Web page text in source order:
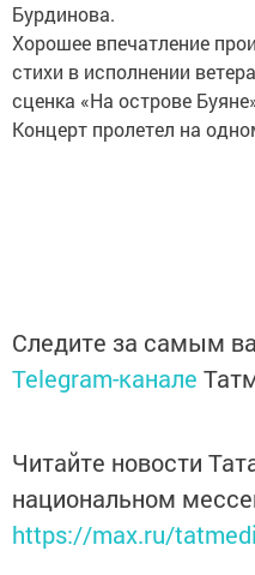
Бурдинова.
Хорошее впечатление
стихи в исполнении
сценка «На острове
Концерт пролетел на
Следите за самым
Telegram-канале
Читайте новости
национальном
https://max.ru/